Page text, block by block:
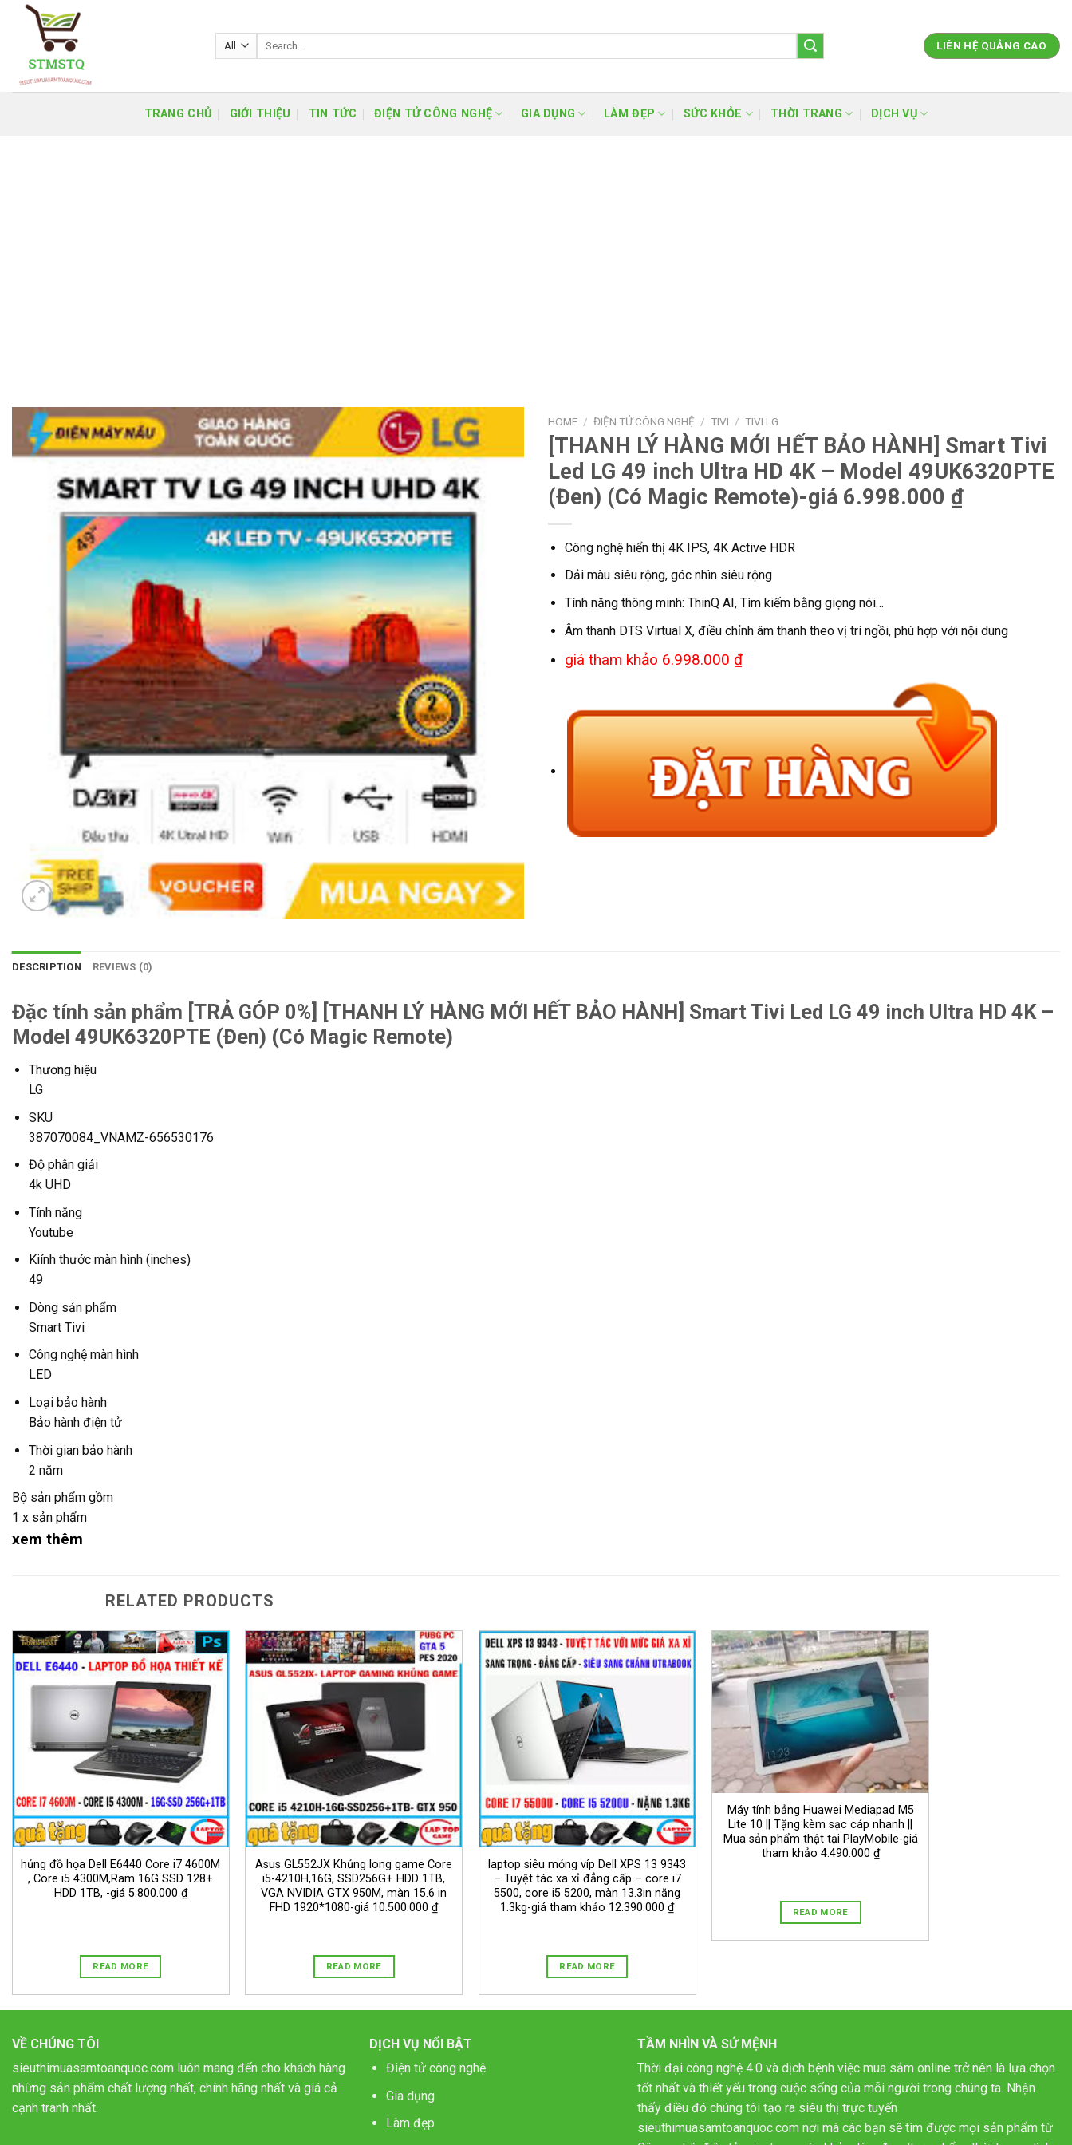
LIÊN HỆ QUẢNG CÁO
TRANG CHỦ GIỚI THIỆU TIN TỨC ĐIỆN TỬ CÔNG NGHỆ GIA DỤNG LÀM ĐẸP SỨC KHỎE THỜI TRANG DỊCH VỤ
HOME / ĐIỆN TỬ CÔNG NGHỆ / TIVI / TIVI LG
[THANH LÝ HÀNG MỚI HẾT BẢO HÀNH] Smart Tivi
Led LG 49 inch Ultra HD 4K – Model 49UK6320PTE
(Đen) (Có Magic Remote)-giá 6.998.000 ₫
Công nghệ hiển thị 4K IPS, 4K Active HDR
Dải màu siêu rộng, góc nhìn siêu rộng
Tính năng thông minh: ThinQ AI, Tìm kiếm bằng giọng nói…
Âm thanh DTS Virtual X, điều chỉnh âm thanh theo vị trí ngồi, phù hợp với nội dung
giá tham khảo 6.998.000 ₫
DESCRIPTION REVIEWS (0)
Đặc tính sản phẩm [TRẢ GÓP 0%] [THANH LÝ HÀNG MỚI HẾT BẢO HÀNH] Smart Tivi Led LG 49 inch Ultra HD 4K –
Model 49UK6320PTE (Đen) (Có Magic Remote)
Thương hiệu
LG
SKU
387070084_VNAMZ-656530176
Độ phân giải
4k UHD
Tính năng
Youtube
Kiính thước màn hình (inches)
49
Dòng sản phẩm
Smart Tivi
Công nghệ màn hình
LED
Loại bảo hành
Bảo hành điện tử
Thời gian bảo hành
2 năm
Bộ sản phẩm gồm
1 x sản phẩm
xem thêm
RELATED PRODUCTS
hủng đồ họa Dell E6440 Core i7 4600M
, Core i5 4300M,Ram 16G SSD 128+
HDD 1TB, -giá 5.800.000 ₫
READ MORE
Asus GL552JX Khủng long game Core
i5-4210H,16G, SSD256G+ HDD 1TB,
VGA NVIDIA GTX 950M, màn 15.6 in
FHD 1920*1080-giá 10.500.000 ₫
READ MORE
laptop siêu mỏng víp Dell XPS 13 9343
– Tuyệt tác xa xỉ đẳng cấp – core i7
5500, core i5 5200, màn 13.3in nặng
1.3kg-giá tham khảo 12.390.000 ₫
READ MORE
Máy tính bảng Huawei Mediapad M5
Lite 10 || Tặng kèm sạc cáp nhanh ||
Mua sản phẩm thật tại PlayMobile-giá
tham khảo 4.490.000 ₫
READ MORE
VỀ CHÚNG TÔI
sieuthimuasamtoanquoc.com luôn mang đến cho khách hàng
những sản phẩm chất lượng nhất, chính hãng nhất và giá cả
cạnh tranh nhất.
DỊCH VỤ NỔI BẬT
Điện tử công nghệ
Gia dụng
Làm đẹp
TẦM NHÌN VÀ SỨ MỆNH
Thời đại công nghệ 4.0 và dịch bệnh việc mua sắm online trở nên là lựa chọn
tốt nhất và thiết yếu trong cuộc sống của mỗi người trong chúng ta. Nhận
thấy điều đó chúng tôi tạo ra siêu thị trực tuyến
sieuthimuasamtoanquoc.com nơi mà các bạn sẽ tìm được mọi sản phẩm từ